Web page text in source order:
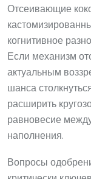
Отсеивающие
когнитивное
Если механизм
актуальным
шанса
расширить
равновесие
наполнения.
Вопросы